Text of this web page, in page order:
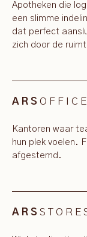
Apotheken die
een slimme
dat perfect
zich door de
ARS
Kantoren waar
hun plek voelen.
afgestemd.
ARS